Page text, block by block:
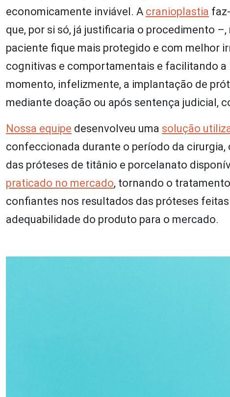
economicamente inviável. A cranioplastia
que, por si só, já justificaria o procedimento
paciente fique mais protegido e com melhor
cognitivas e comportamentais e facilitando
momento, infelizmente, a implantação de
mediante doação ou após sentença judicial,
Nossa equipe desenvolveu uma solução
confeccionada durante o período da
das próteses de titânio e porcelanato
praticado no mercado, tornando o
confiantes nos resultados das próteses
adequabilidade do produto para o mercado.